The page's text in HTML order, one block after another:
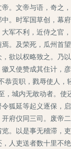
文帝与语，奇之
。时军国草创，幕
军不利，近侍之官
及荣死，瓜州首
欲以权略致之。乃
又使赞成其住计
贡职，戮辱使人
，城内无敢动者。使
延等起义逐保，
府仪同三司。废帝
以是事无稽滞，
人吏送者数十里不